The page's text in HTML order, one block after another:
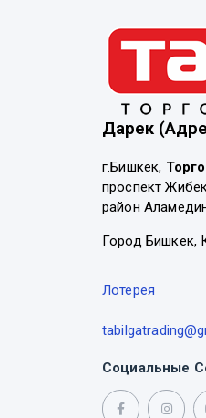
Дарек
г.Бишкек,
проспект
район
Город Бишкек,
Лотерея
Социальные